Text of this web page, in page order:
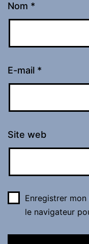
Nom *
E-mail *
Site web
Enregistrer
le navigateur